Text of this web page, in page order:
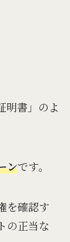
明書」のよ
ンです。
を確認す
の正当な